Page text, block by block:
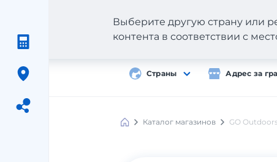
Страны Адрес за
Выберите другую страну или
контента в соответствии с
Meest
Каталог магазинов GO